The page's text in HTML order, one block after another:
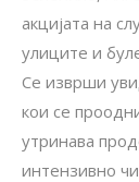
акцијата на
улиците и
Се изврши
кои се
утринава
интензивно